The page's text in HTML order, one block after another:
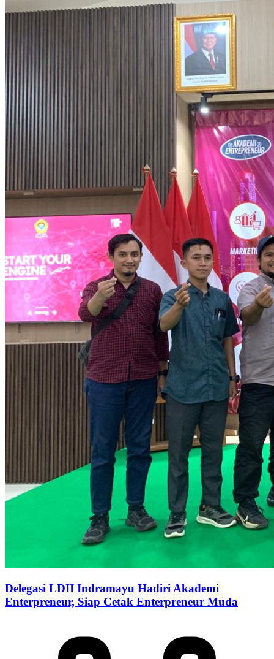
Delegasi LDII Indramayu Hadiri Akademi
Enterpreneur, Siap Cetak Enterpreneur Muda